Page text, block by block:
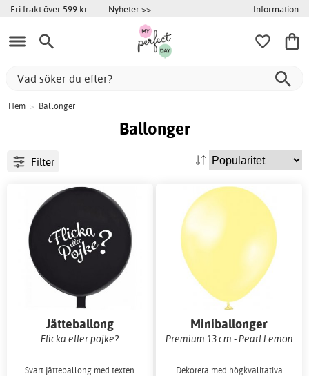
Fri frakt över 599 kr Nyheter >> Information
Hem > Ballonger
Ballonger
Filter
Jätteballong
Flicka eller pojke?
Svart jätteballong med texten
Miniballonger
enfärgade
Premium 13 cm - Pearl Lemon
Dekorera med högkvalitativa